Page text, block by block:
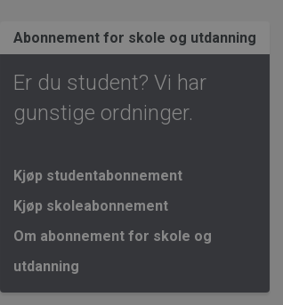
Abonnement for skole og utdanning
Er du student? Vi har
gunstige ordninger.
Kjøp studentabonnement
Kjøp skoleabonnement
Om abonnement for skole og
utdanning